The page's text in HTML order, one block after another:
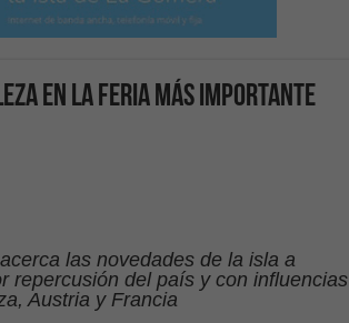
en la feria más importante
las novedades de la isla a
repercusión del país y con influencias
Austria y Francia